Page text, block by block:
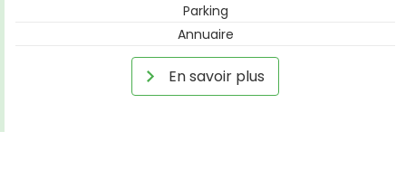
Parking
Annuaire
En savoir plus